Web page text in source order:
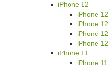
iPhone 12
iPhone
iPhone 12
iPhone
iPhone
iPhone 11
iPhone 11